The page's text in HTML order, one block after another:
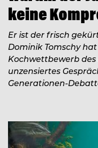
keine
Er ist der frisch
Dominik Tomschy
Kochwettbewerb des
unzensiertes
Generationen-